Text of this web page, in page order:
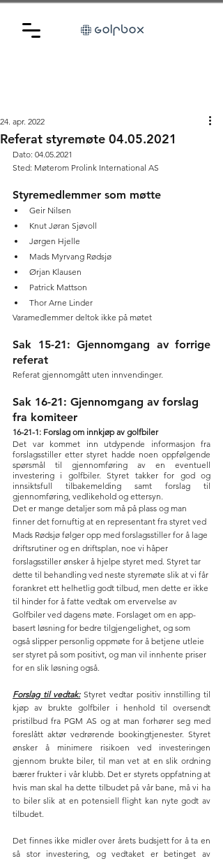
Referat styremøte 04.05.2021
24. apr. 2022
Dato: 04.05.2021
Sted: Møterom Prolink International AS
Styremedlemmer som møtte
Geir Nilsen
Knut Jøran Sjøvoll
Jørgen Hjelle
Mads Myrvang Rødsjø
Ørjan Klausen
Patrick Mattson
Thor Arne Linder
Varamedlemmer deltok ikke på møtet
Sak 15-21: Gjennomgang av forrige
referat
Referat gjennomgått uten innvendinger.
Sak 16-21: Gjennomgang av forslag
fra komiteer
16-21-1: Forslag om innkjøp av golfbiler
Det var kommet inn utdypende informasjon fra
forslagsstiller etter styret hadde noen oppfølgende
spørsmål til gjennomføring av en eventuell
investering i golfbiler. Styret takker for god og
innsiktsfull tilbakemelding samt forslag til
gjennomføring, vedlikehold og ettersyn.
Det er mange detaljer som må på plass og man
finner det fornuftig at en representant fra styret ved
Mads Rødsjø følger opp med forslagsstiller for å lage
driftsrutiner og en driftsplan, noe vi håper
forslagsstiller ønsker å hjelpe styret med. Styret tar
dette til behandling ved neste styremøte slik at vi får
forankret ett helhetlig godt tilbud, men dette er ikke
til hinder for å fatte vedtak om ervervelse av
Golfbiler ved dagens møte. Forslaget om en app-
basert løsning for bedre tilgjengelighet, og som
også slipper personlig oppmøte for å betjene utleie
ser styret på som positivt, og man vil innhente priser
for en slik løsning også.
Forslag til vedtak: Styret vedtar positiv innstilling til
kjøp av brukte golfbiler i henhold til oversendt
pristilbud fra PGM AS og at man forhører seg med
foreslått aktør vedrørende bookingtjenester. Styret
ønsker å minimere risikoen ved investeringen
gjennom brukte biler, til man vet at en slik ordning
bærer frukter i vår klubb. Det er styrets oppfatning at
hvis man skal ha dette tilbudet på vår bane, må vi ha
to biler slik at en potensiell flight kan nyte godt av
tilbudet.
Det finnes ikke midler over årets budsjett for å ta en
så stor investering, og vedtaket er betinget av